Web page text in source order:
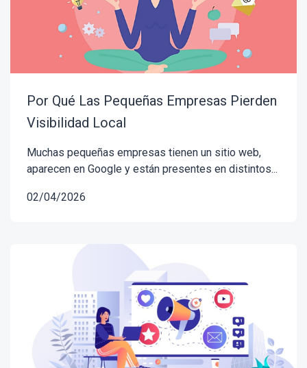
Por Qué Las Pequeñas Empresas Pierden
Visibilidad Local
Muchas pequeñas empresas tienen un sitio web,
aparecen en Google y están presentes en distintos...
02/04/2026